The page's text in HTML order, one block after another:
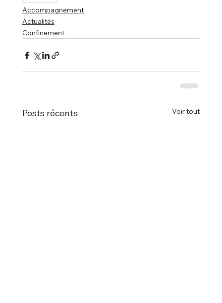
Accompagnement
Actualités
Confinement
Posts récents Voir tout